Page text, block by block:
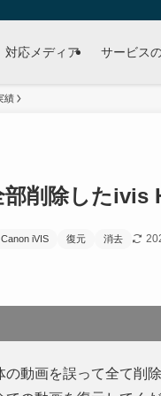
対応メディア サービス
績
部削除したivis
Canon iVIS 復元 消去
の動画を誤って全て削